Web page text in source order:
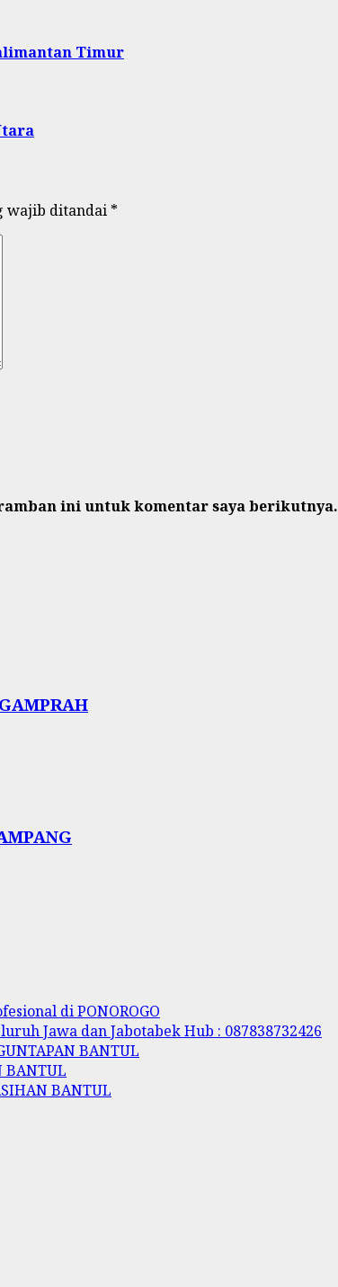
Timur
wajib ditandai *
ini untuk komentar saya berikutnya.
di PONOROGO
Jawa dan Jabotabek Hub : 087838732426
BANTUL
BANTUL
BANTUL